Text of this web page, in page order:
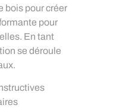
bois pour créer
pour
En tant
se déroule